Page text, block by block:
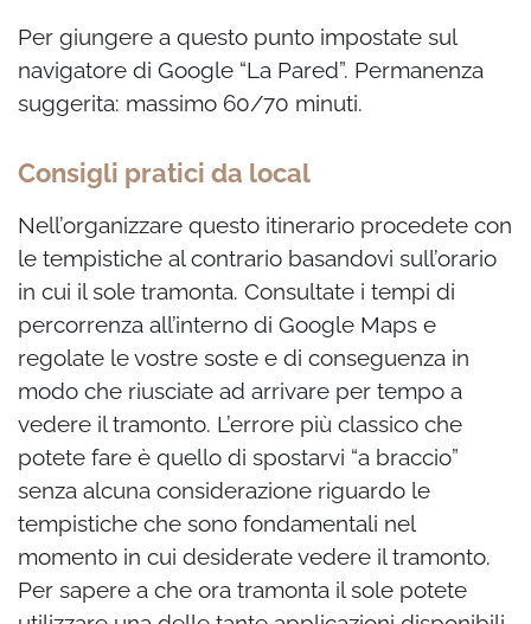
Per giungere a questo punto impostate sul
navigatore di Google “La Pared”. Permanenza
suggerita: massimo 60/70 minuti.
Consigli pratici da local
Nell’organizzare questo itinerario procedete con
le tempistiche al contrario basandovi sull’orario
in cui il sole tramonta. Consultate i tempi di
percorrenza all’interno di Google Maps e
regolate le vostre soste e di conseguenza in
modo che riusciate ad arrivare per tempo a
vedere il tramonto. L’errore più classico che
potete fare è quello di spostarvi “a braccio”
senza alcuna considerazione riguardo le
tempistiche che sono fondamentali nel
momento in cui desiderate vedere il tramonto.
Per sapere a che ora tramonta il sole potete